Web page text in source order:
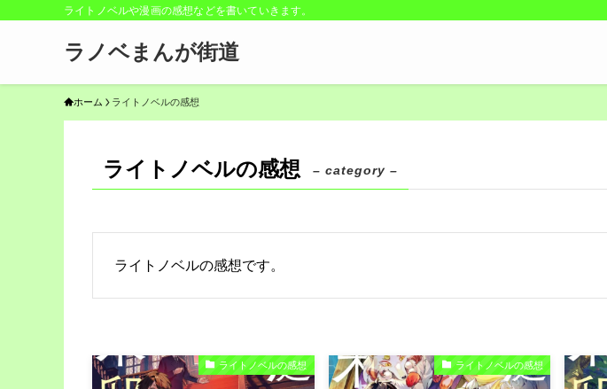
ライトノベルや漫画の感想などを書いていきます。
ラノベまんが街道
ホーム ライトノベルの感想
ライトノベルの感想 – category –
ライトノベルの感想です。
ライトノベルの感想 ライトノベルの感想